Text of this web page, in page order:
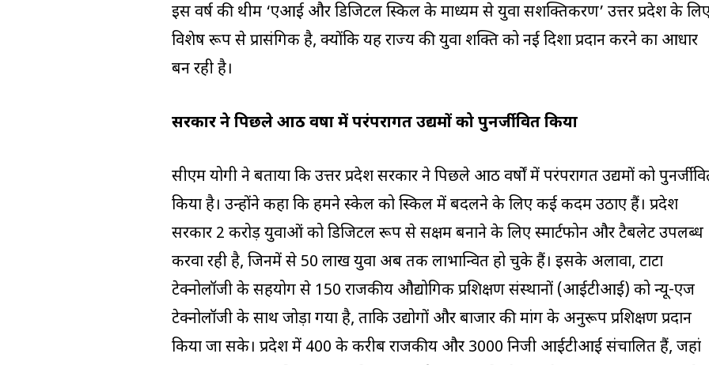
इस वर्ष की थीम ‘एआई और डिजिटल स्किल के माध्यम से युवा सशक्तिकरण’ उत्तर प्रदेश के
विशेष रूप से प्रासंगिक है, क्योंकि यह राज्य की युवा शक्ति को नई दिशा प्रदान करने का आधार
बन रही है।
सरकार ने पिछले आठ वर्षों में परंपरागत उद्यमों को पुनर्जीवित किया
सीएम योगी ने बताया कि उत्तर प्रदेश सरकार ने पिछले आठ वर्षों में परंपरागत उद्यमों को
किया है। उन्होंने कहा कि हमने स्केल को स्किल में बदलने के लिए कई कदम उठाए हैं। प्रदेश
सरकार 2 करोड़ युवाओं को डिजिटल रूप से सक्षम बनाने के लिए स्मार्टफोन और टैबलेट उपलब्ध
करवा रही है, जिनमें से 50 लाख युवा अब तक लाभान्वित हो चुके हैं। इसके अलावा, टाटा
टेक्नोलॉजी के सहयोग से 150 राजकीय औद्योगिक प्रशिक्षण संस्थानों (आईटीआई) को न्यू-एज
टेक्नोलॉजी के साथ जोड़ा गया है, ताकि उद्योगों और बाजार की मांग के अनुरूप प्रशिक्षण प्रदान
किया जा सके। प्रदेश में 400 के करीब राजकीय और 3000 निजी आईटीआई संचालित हैं, जहां